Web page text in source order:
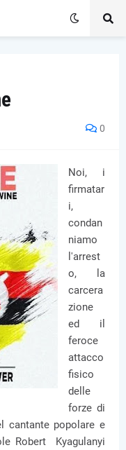
0
Noi, i
firmatar
i,
condan
niamo
l'arrest
o, la
carcera
zione
ed il
feroce
attacco
fisico
delle
forze di
cantante popolare e
Robert Kyagulanyi